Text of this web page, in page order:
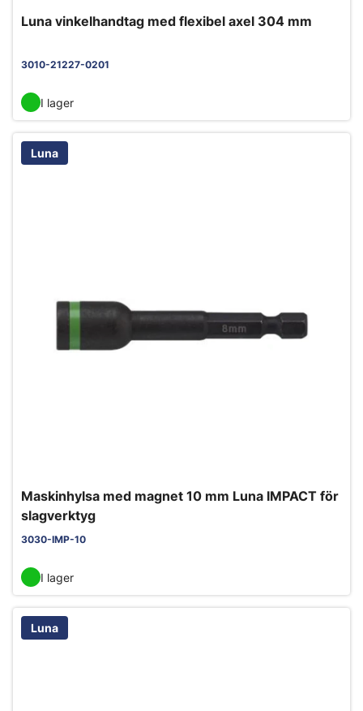
Luna vinkelhandtag med flexibel axel 304 mm
3010-21227-0201
I lager
Luna
Maskinhylsa med magnet 10 mm Luna IMPACT för
slagverktyg
3030-IMP-10
I lager
Luna